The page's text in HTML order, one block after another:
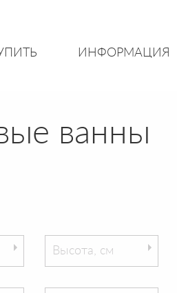
ИНФОРМАЦИЯ
ванны
Высота, см